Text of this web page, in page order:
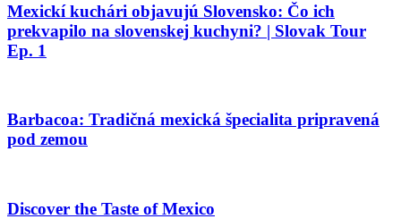
Mexickí kuchári objavujú Slovensko: Čo ich
prekvapilo na slovenskej kuchyni? | Slovak Tour
Ep. 1
Barbacoa: Tradičná mexická špecialita pripravená
pod zemou
Discover the Taste of Mexico